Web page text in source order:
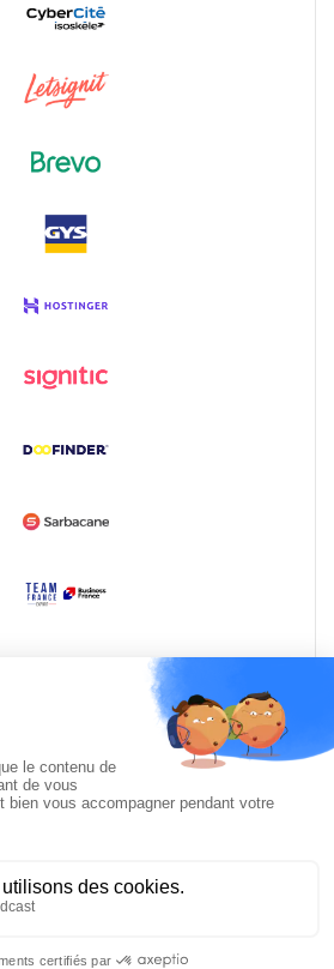
partenaire
DECODE MEDIA, The Innovation Media
All Rights Reserved